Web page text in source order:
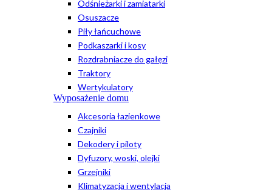
Odśnieżarki i zamiatarki
Osuszacze
Piły łańcuchowe
Podkaszarki i kosy
Rozdrabniacze do gałęzi
Traktory
Wertykulatory
Wyposażenie domu
Akcesoria łazienkowe
Czajniki
Dekodery i piloty
Dyfuzory, woski, olejki
Grzejniki
Klimatyzacja i wentylacja